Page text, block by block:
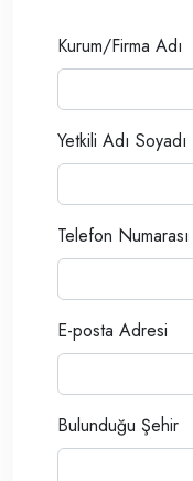
Kurum/Firma Adı
Yetkili Adı Soyadı
Telefon Numarası
E-posta Adresi
Bulunduğu Şehir